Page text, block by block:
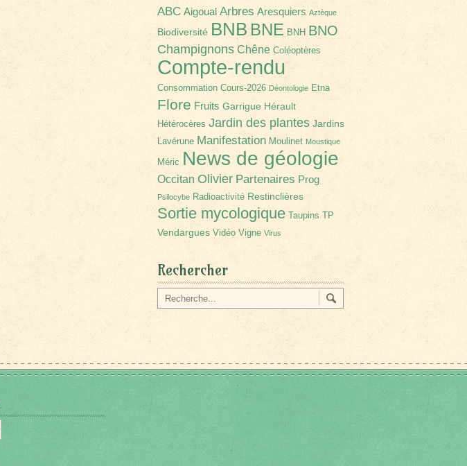
ABC Aigoual Arbres Aresquiers Aztèque
Biodiversité BNB BNE BNH BNO
Champignons Chêne Coléoptères
Compte-rendu
Consommation Cours-2026 Déontologie Etna
Flore Fruits Garrigue Hérault
Hétérocères Jardin des plantes Jardins
Lavérune Manifestation Moulinet Moustique
Méric News de géologie
Occitan Olivier Partenaires Prog
Psilocybe Radioactivité Restinclières
Sortie mycologique Taupins TP
Vendargues Vidéo Vigne Virus
Rechercher